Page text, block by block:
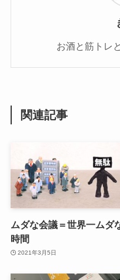
お酒と筋トレ
関連記事
ムダな会議＝世界一ムダ
時間
2021年3月5日